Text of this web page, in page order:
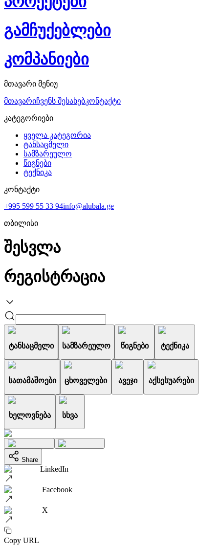
გამჩუქებლები
კომპანიები
მთავარი მენიუ
მთავარიჩვენს შესახებკონტაქტი
კატეგორიები
ყველა კატეგორია
ტანსაცმელი
სამზარეულო
წიგნები
ტექნიკა
კონტაქტი
+995 599 55 33 94info@alubala.ge
თბილისი
შესვლა
რეგისტრაცია
ტანსაცმელი სამზარეულო წიგნები ტექნიკა
სათამაშოები ცხოველები ავეჯი აქსესუარები
ხელოვნება სხვა
Share
LinkedIn
Facebook
X
Copy URL